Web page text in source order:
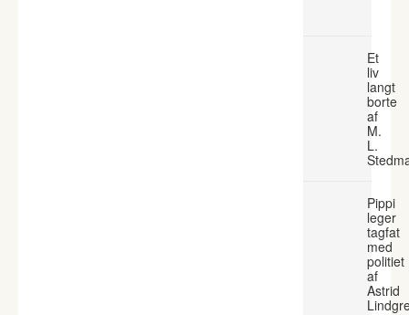
Et
liv
langt
borte
af
M.
L.
Pippi
leger
tagfat
med
politiet
af
Astrid